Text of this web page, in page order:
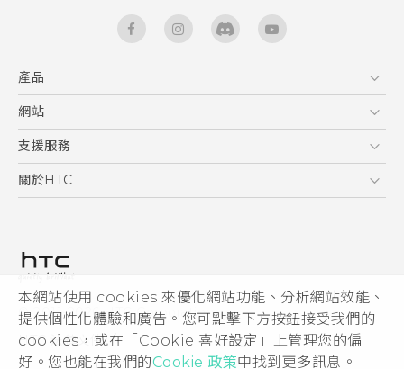
本網站使用 cookies 來優化網站功能、分析網站效能、
提供個性化體驗和廣告。您可點擊下方按鈕接受我們的
cookies，或在「Cookie 喜好設定」上管理您的偏
好。您也能在我們的Cookie 政策中找到更多訊息。
安全與法令注意事項
產品
5G
智能手機
區塊鍊手機
網站
HTC Dev
HTC Research
支援服務
服務中心
關於HTC
私隱政策
產品安全
加入HTC
Security and Privacy Whitepaper
© 2011-2026 HTC Corporation
HTC 法律文件